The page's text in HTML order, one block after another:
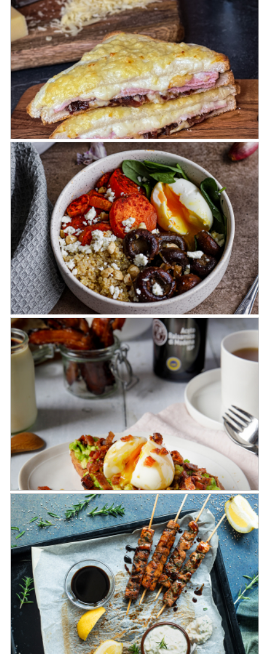
Poulet de Bresse
Croque-Monsieur du bistrot parisien
Buddha bowl d’automne
Tartine breakfast avocat-œuf-bacon
caramélisé au vinaigre balsamique